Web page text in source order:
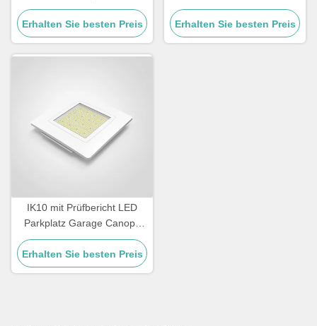
Energiesparendes,
langlebiges Design geeignet
für Parkplatz, Garage und
Tankstelle
Erhalten Sie besten Preis
robusten Druckguss
Aluminium Gehäuse
Langlebige Energie
Erhalten Sie besten Preis
IK10 mit Prüfbericht LED
Parkplatz Garage Canopy
Light Integrierte SMD 3030
LED Chip
Witterungsbeständige
Erhalten Sie besten Preis